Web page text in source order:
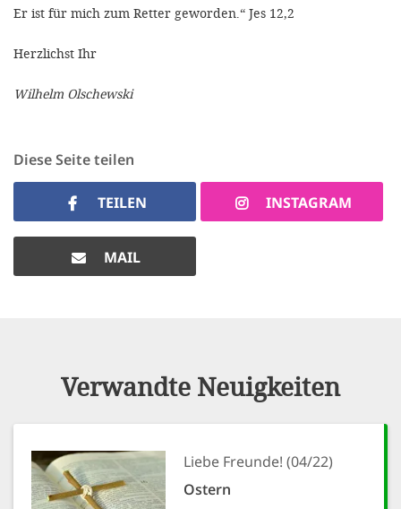
Er ist für mich zum Retter geworden.“ Jes 12,2
Herzlichst Ihr
Wilhelm Olschewski
Diese Seite teilen
TEILEN INSTAGRAM
MAIL
Verwandte Neuigkeiten
Liebe Freunde! (04/22)
Ostern